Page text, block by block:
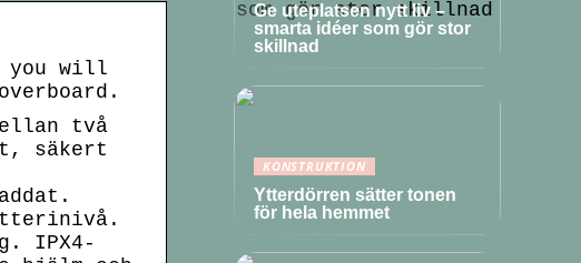
you will
två
säkert
IPX4-
Ge uteplatsen nytt liv –
smarta idéer som gör stor
skillnad
KONSTRUKTION
Ytterdörren sätter tonen
för hela hemmet